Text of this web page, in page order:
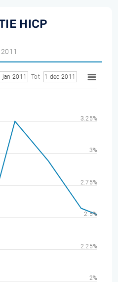
HICP
jan 2011 Tot 1 dec 2011
2%
2.25%
2.5%
2.75%
3%
3.25%